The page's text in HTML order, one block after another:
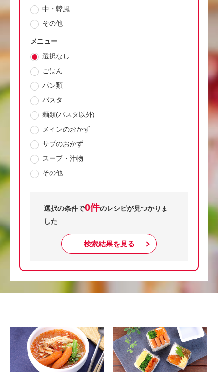
中・韓風
その他
メニュー
選択なし
ごはん
パン類
パスタ
麺類(パスタ以外)
メインのおかず
サブのおかず
スープ・汁物
その他
選択の条件で0件のレシピが見つかりま
した
検索結果を見る